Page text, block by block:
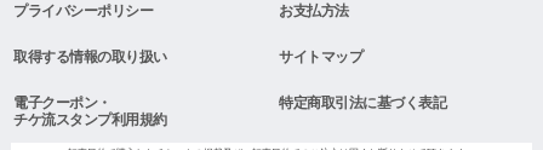
プライバシーポリシー お支払方法
取得する情報の取り扱い サイトマップ
電子クーポン・
チケ流スタンプ利用規約
特定商取引法に基づく表記